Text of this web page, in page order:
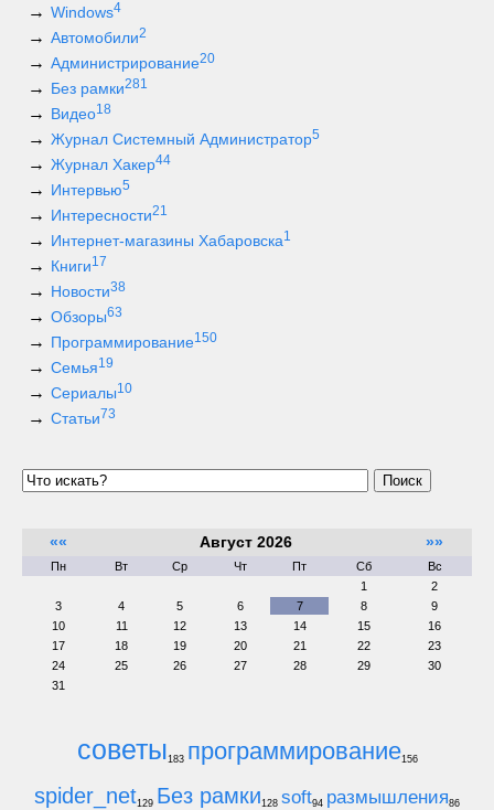
Windows4
Автомобили2
Администрирование20
Без рамки281
Видео18
Журнал Системный Администратор5
Журнал Хакер44
Интервью5
Интересности21
Интернет-магазины Хабаровска1
Книги17
Новости38
Обзоры63
Программирование150
Семья19
Сериалы10
Статьи 73
Поиск
«« Август 2026 »»
Пн Вт Ср Чт Пт Сб
Вс
1
2
3
4 5 6 7 8
9
10
11 12 13 14 15
16
17
18 19 20 21 22
23
24
25 26 27 28 29
30
31
советы183 программирование156
spider_net129 Без рамки128 soft94 размышления86